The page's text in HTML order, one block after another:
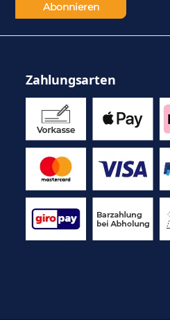
Zahlungsarten
Abonnieren